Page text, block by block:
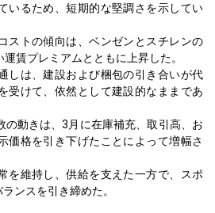
いるため、短期的な堅調さを示してい
ストの傾向は、ベンゼンとスチレンの
賃プレミアムとともに上昇した。
しは、建設および梱包の引き合いが代
受けて、依然として建設的なままであ
の動きは、3月に在庫補充、取引高、お
価格を引き下げたことによって増幅さ
を維持し、供給を支えた一方で、スポ
ンスを引き締めた。